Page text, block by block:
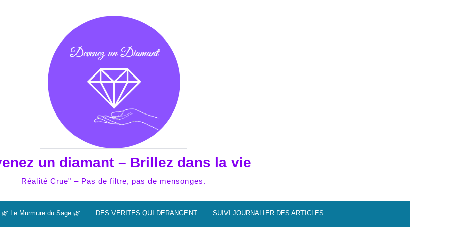
un diamant – Brillez dans la vie
Réalité Crue" – Pas de filtre, pas de mensonges.
🌿 Le Murmure du Sage 🌿 DES VERITES QUI DERANGENT SUIVI JOURNALIER DES ARTICLES